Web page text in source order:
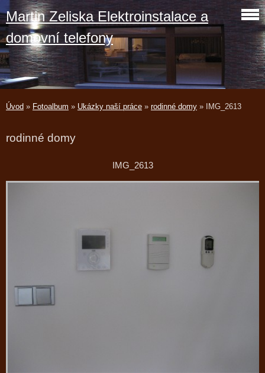
Martin Zeliska Elektroinstalace a
domovní telefony
Úvod » Fotoalbum » Ukázky naší práce » rodinné domy » IMG_2613
rodinné domy
IMG_2613